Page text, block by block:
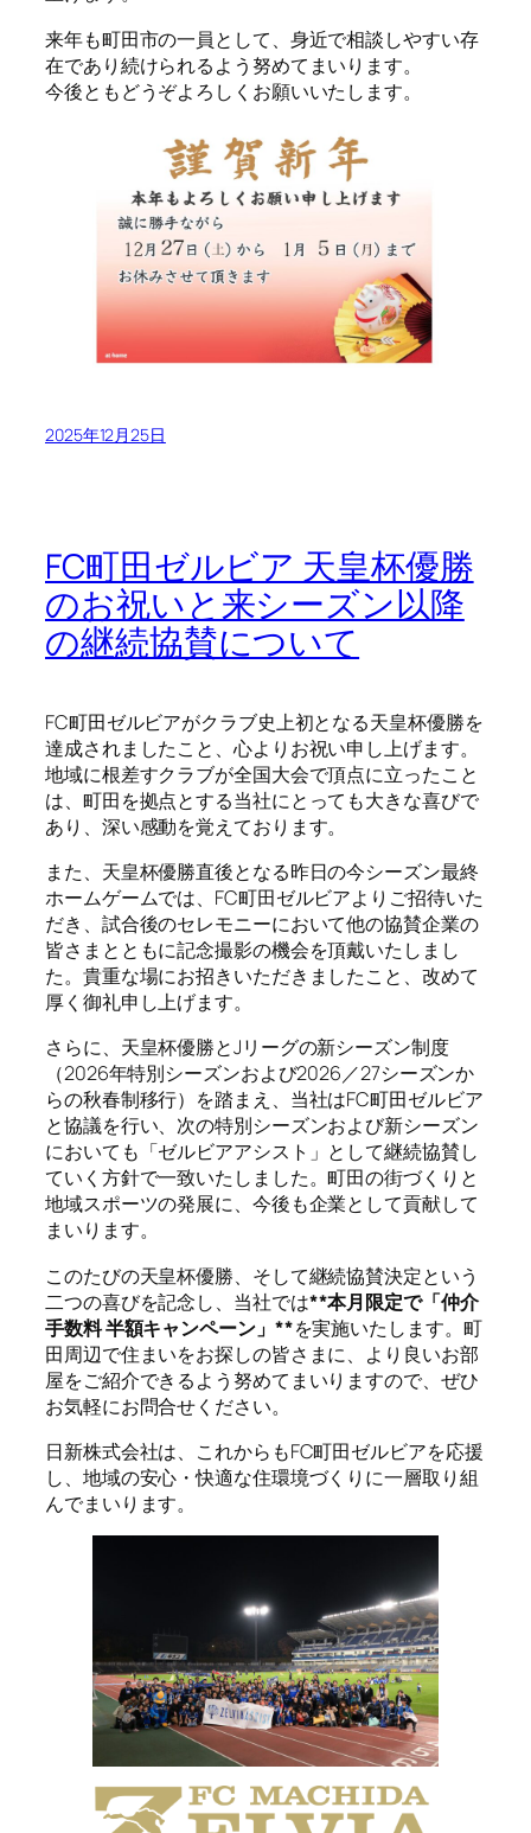
来年も町田市の一員として、身近で相談しやすい存
在であり続けられるよう努めてまいります。
今後ともどうぞよろしくお願いいたします。
2025年12月25日
FC町田ゼルビア 天皇杯優勝
のお祝いと来シーズン以降
の継続協賛について
FC町田ゼルビアがクラブ史上初となる天皇杯優勝を
達成されましたこと、心よりお祝い申し上げます。
地域に根差すクラブが全国大会で頂点に立ったこと
は、町田を拠点とする当社にとっても大きな喜びで
あり、深い感動を覚えております。
また、天皇杯優勝直後となる昨日の今シーズン最終
ホームゲームでは、FC町田ゼルビアよりご招待いた
だき、試合後のセレモニーにおいて他の協賛企業の
皆さまとともに記念撮影の機会を頂戴いたしまし
た。貴重な場にお招きいただきましたこと、改めて
厚く御礼申し上げます。
さらに、天皇杯優勝とJリーグの新シーズン制度
（2026年特別シーズンおよび2026／27シーズンか
らの秋春制移行）を踏まえ、当社はFC町田ゼルビア
と協議を行い、次の特別シーズンおよび新シーズン
においても「ゼルビアアシスト」として継続協賛し
ていく方針で一致いたしました。町田の街づくりと
地域スポーツの発展に、今後も企業として貢献して
まいります。
このたびの天皇杯優勝、そして継続協賛決定という
二つの喜びを記念し、当社では**本月限定で「仲介
手数料 半額キャンペーン」**を実施いたします。町
田周辺で住まいをお探しの皆さまに、より良いお部
屋をご紹介できるよう努めてまいりますので、ぜひ
お気軽にお問合せください。
日新株式会社は、これからもFC町田ゼルビアを応援
し、地域の安心・快適な住環境づくりに一層取り組
んでまいります。